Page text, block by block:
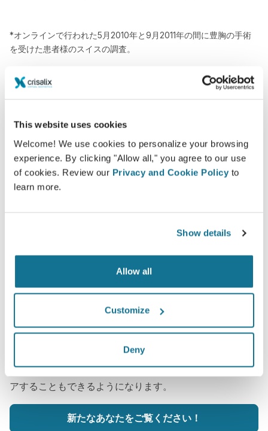
This website uses cookies
Welcome! We use cookies to personalize your browsing
experience. By clicking "Allow all," you agree to our use
of cookies. Review our Privacy and Cookie Policy to
learn more.
Show details
Allow all
Customize
Deny
*オンラインで行われた5月2010年と9月2011年の間に豊胸の手術
を受けた患者様のスイスの調査。
一体どんな姿一番似合うかを知りたいで
すか？
Dr. Guillermo Echeverría Dávilaの診療後、クリサリク
スのあなたのアカウントから『新しいあなた』にアクセス
して、家族や友人、その他意見を聞いてみたい人達とシェ
アすることもできるようになります。
新たなあなたをご覧ください！